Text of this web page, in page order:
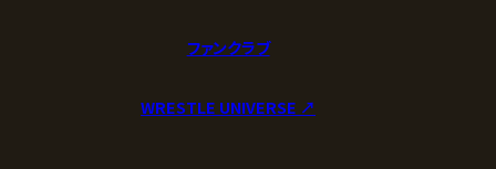
ファンクラブ
WRESTLE UNIVERSE ↗︎